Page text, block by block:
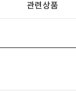
관련상품